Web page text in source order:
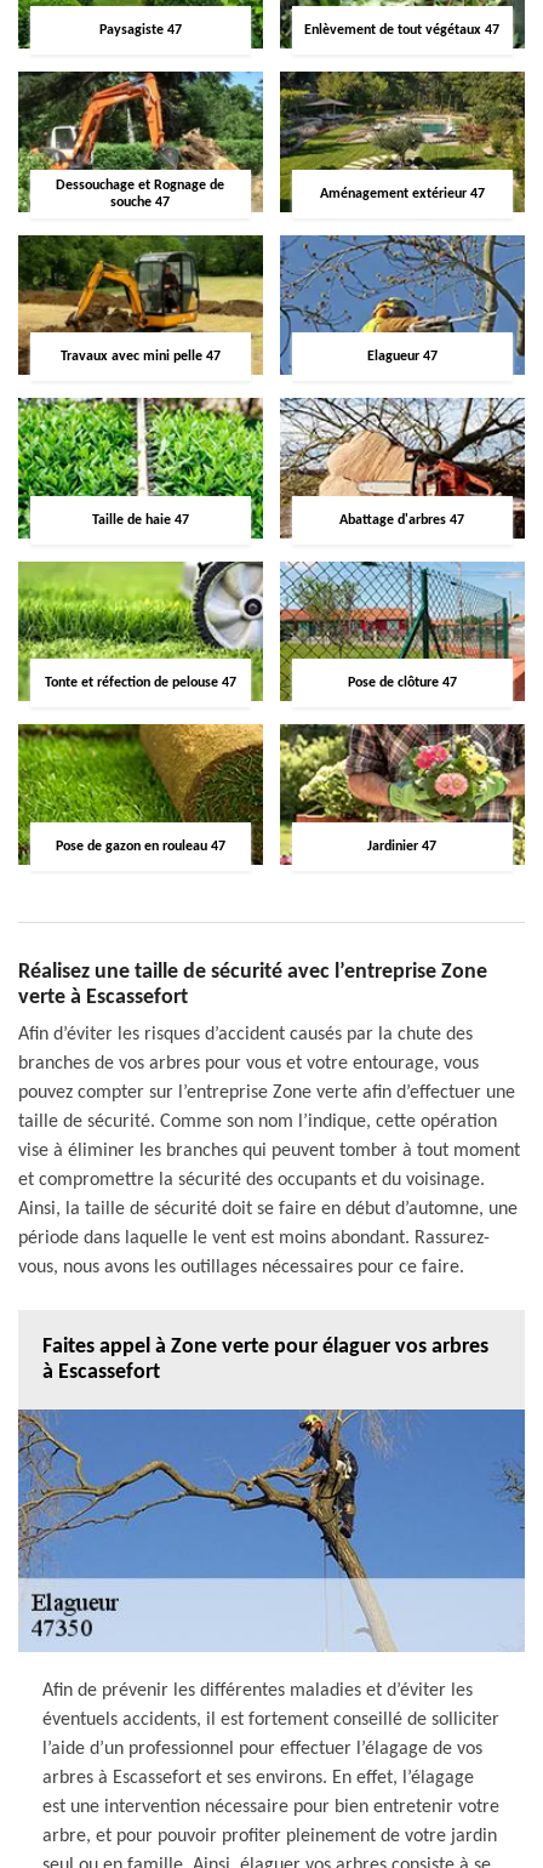
Paysagiste 47 Enlèvement de tout végétaux 47
Dessouchage et Rognage de
souche 47
Aménagement extérieur 47
Travaux avec mini pelle 47 Elagueur 47
Taille de haie 47 Abattage d'arbres 47
Tonte et réfection de pelouse 47 Pose de clôture 47
Pose de gazon en rouleau 47 Jardinier 47
Réalisez une taille de sécurité avec l’entreprise Zone
verte à Escassefort
Afin d’éviter les risques d’accident causés par la chute des
branches de vos arbres pour vous et votre entourage, vous
pouvez compter sur l’entreprise Zone verte afin d’effectuer une
taille de sécurité. Comme son nom l’indique, cette opération
vise à éliminer les branches qui peuvent tomber à tout moment
et compromettre la sécurité des occupants et du voisinage.
Ainsi, la taille de sécurité doit se faire en début d’automne, une
période dans laquelle le vent est moins abondant. Rassurez-
vous, nous avons les outillages nécessaires pour ce faire.
Faites appel à Zone verte pour élaguer vos arbres
à Escassefort
Afin de prévenir les différentes maladies et d’éviter les
éventuels accidents, il est fortement conseillé de solliciter
l’aide d’un professionnel pour effectuer l’élagage de vos
arbres à Escassefort et ses environs. En effet, l’élagage
est une intervention nécessaire pour bien entretenir votre
arbre, et pour pouvoir profiter pleinement de votre jardin